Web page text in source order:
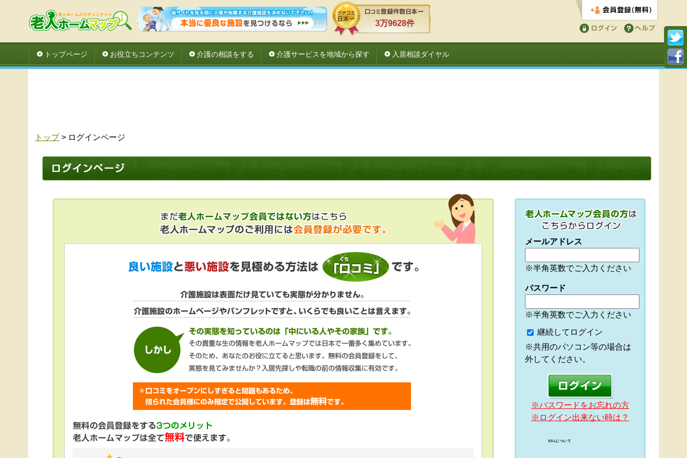
3万9628件
会員登録する
トップページ
お役立ちコンテンツ 介護の相談をする 介護サービスを地域から探す 入居相談ダイヤル
トップ> ログインページ
メールアドレス
※半角英数でご入力ください
パスワード
※半角英数でご入力ください
継続してログイン
※共用のパソコン等の場合は
外してください。
※パスワードをお忘れの方
※ログイン出来ない時は？
SSLについて